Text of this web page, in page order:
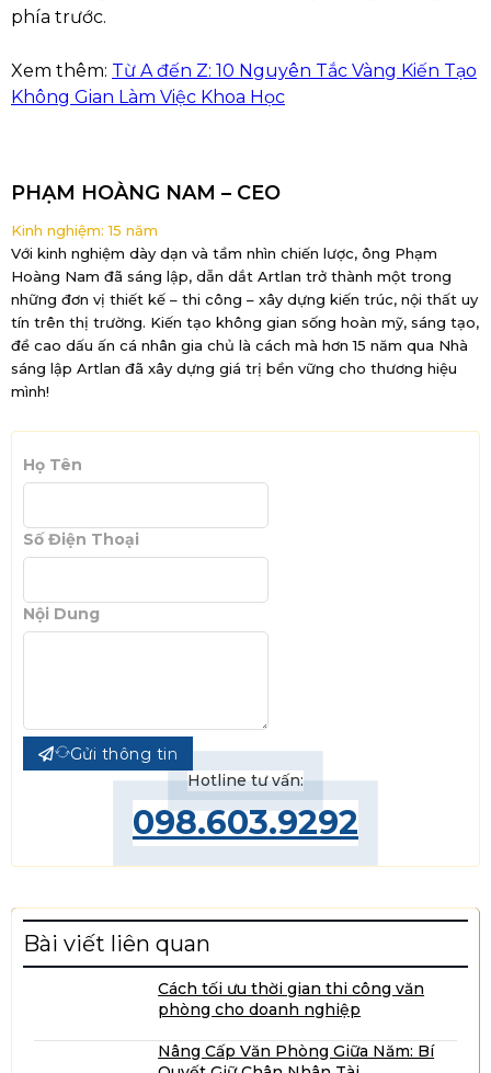
phía trước.
Xem thêm: Từ A đến Z: 10 Nguyên Tắc Vàng Kiến Tạo
Không Gian Làm Việc Khoa Học
PHẠM HOÀNG NAM – CEO
Kinh nghiệm: 15 năm
Với kinh nghiệm dày dạn và tầm nhìn chiến lược, ông Phạm
Hoàng Nam đã sáng lập, dẫn dắt Artlan trở thành một trong
những đơn vị thiết kế – thi công – xây dựng kiến trúc, nội thất uy
tín trên thị trường. Kiến tạo không gian sống hoàn mỹ, sáng tạo,
đề cao dấu ấn cá nhân gia chủ là cách mà hơn 15 năm qua Nhà
sáng lập Artlan đã xây dựng giá trị bền vững cho thương hiệu
mình!
Họ Tên
Số Điện Thoại
Nội Dung
Gửi thông tin
Hotline tư vấn:
098.603.9292
Bài viết liên quan
Cách tối ưu thời gian thi công văn
phòng cho doanh nghiệp
Nâng Cấp Văn Phòng Giữa Năm: Bí